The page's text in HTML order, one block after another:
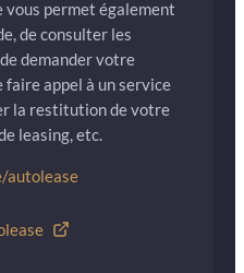
vous permet également
de consulter les
demander votre
faire appel à un service
la restitution de votre
leasing, etc.
autolease